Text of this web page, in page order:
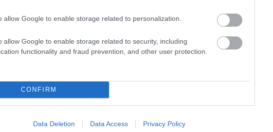
allow Google to enable storage related to personalization.
allow Google to enable storage related to security, including
functionality and fraud prevention, and other user protection.
CONFIRM
Data Deletion Data Access Privacy Policy
Qwak